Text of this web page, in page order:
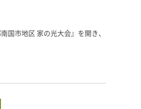
国市地区 家の光大会』を開き、